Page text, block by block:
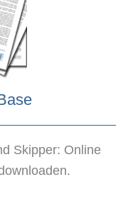
Skipper: Online